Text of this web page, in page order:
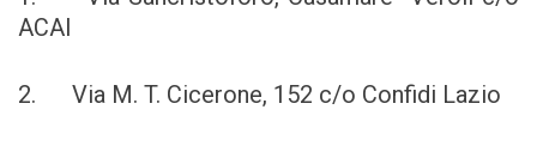
ACAI
2. Via M. T. Cicerone, 152 c/o Confidi Lazio